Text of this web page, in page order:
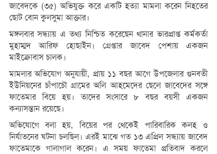
জাবেদকে (৩৫) অভিযুক্ত করে একটি হত্যা মামলা করেন নিহতের
ছোট বোন কুলসুমা আক্তার।
মঙ্গলবার সন্ধ্যায় এ তথ্য নিশ্চিত করেছেন থানার ভারপ্রাপ্ত কর্মকর্তা
মুহাম্মদ আরিফ হোছাইন। গ্রেপ্তার জাবেদ পেশায় একজন
মাইক্রোবাস চালক।
মামলার অভিযোগ অনুযায়ী, প্রায় ১১ বছর আগে উপজেলার গুনবতী
ইউনিয়নের চাঁপাচৌ গ্রামের অলি আহমেদের ছেলে জাবেদের সঙ্গে
ফাতেমার বিয়ে হয়। তাদের সংসারে ৮ বছর বয়সী একজন
কন্যাসন্তান রয়েছে।
অভিযোগে বলা হয়, বিয়ের পর থেকেই পারিবারিক কলহ ও
নির্যাতনের ঘটনা চলছিল। এরই মাঝে গত ১৩ এপ্রিল সন্ধ্যায় জাবেদ
ফাতেমাকে গালাগাল করেন। এ সময় ফাতেমা প্রতিবাদ করলে